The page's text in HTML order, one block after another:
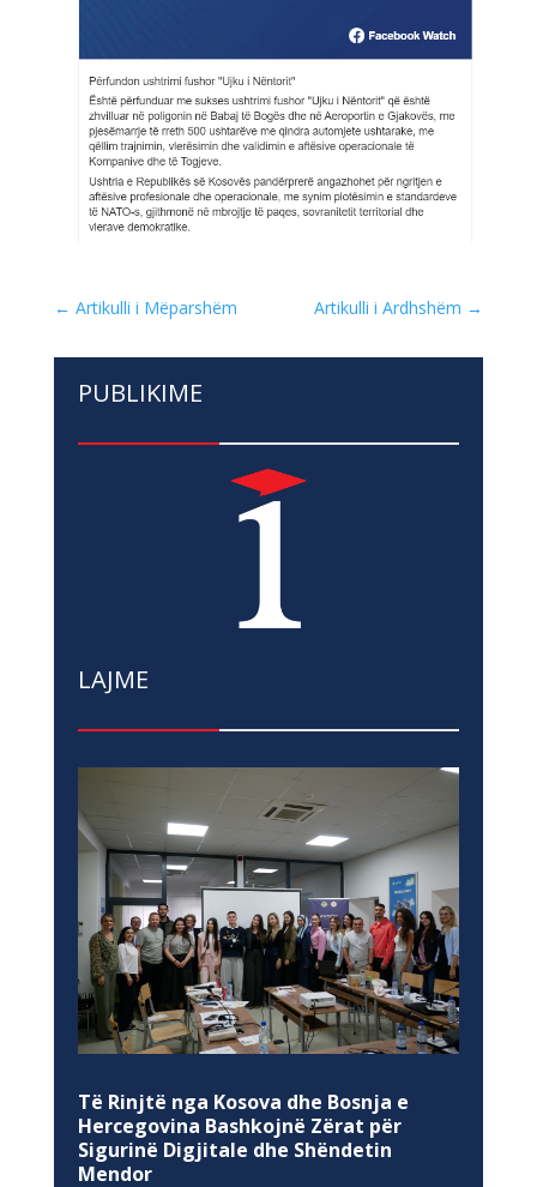
← Artikulli i Mëparshëm Artikulli i Ardhshëm →
PUBLIKIME
LAJME
Të Rinjtë nga Kosova dhe Bosnja e
Hercegovina Bashkojnë Zërat për
Sigurinë Digjitale dhe Shëndetin
Mendor